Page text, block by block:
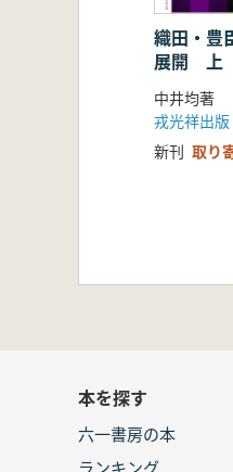
織田・豊
展開 上
中井均著
戎光祥出版
新刊 取り
本を探す
六一書房の本